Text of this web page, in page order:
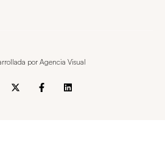
por Agencia Visual